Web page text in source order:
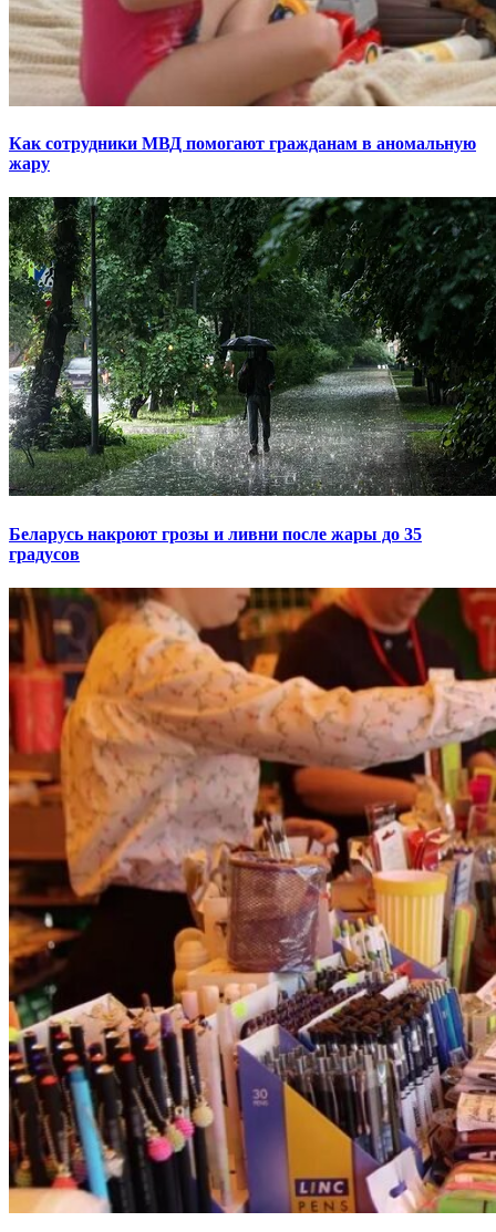
Как сотрудники МВД помогают гражданам в аномальную
жару
Беларусь накроют грозы и ливни после жары до 35
градусов